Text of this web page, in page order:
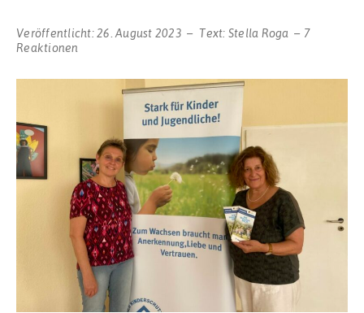
Veröffentlicht:26. August 2023 Text: Stella Roga
7
Reaktionen